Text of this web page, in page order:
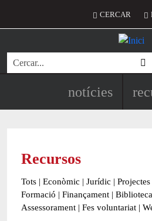
Menú del
CERCAR
Cerca
Navegació
notícies
Recursos
Tots | Econòmic | Jurídic | Projectes
Formació | Finançament | Biblioteca
Assessorament | Fes voluntariat |